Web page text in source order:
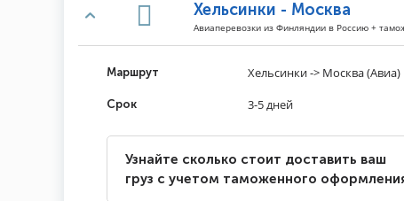
Хельсинки - Москва
Авиаперевозки из Финляндии в Россию +
Маршрут Хельсинки -> Москва (Авиа)
Срок 3-5 дней
Узнайте сколько стоит доставить ваш
груз с учетом таможенного